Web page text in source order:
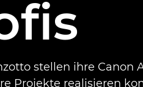
stellen ihre Canon
Projekte realisieren